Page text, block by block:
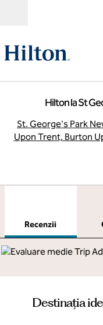
Hilton la St
St. George's Park
Upon Trent, Burton
Recenzii
Destinația